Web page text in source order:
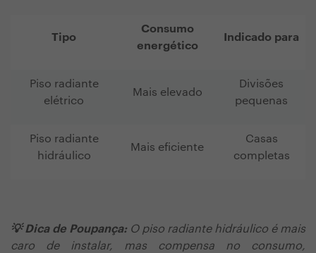
Tipo
Consumo
energético
Indicado para
Piso radiante
elétrico
Mais elevado
Divisões
pequenas
Piso radiante
hidráulico
Mais eficiente
Casas
completas
💡 Dica de Poupança: O piso radiante hidráulico é mais
caro de instalar, mas compensa no consumo,